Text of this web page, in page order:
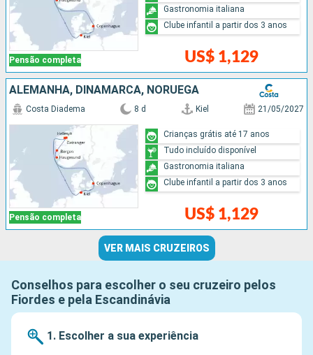
Pensão completa US$ 1,129
Gastronomia italiana
Clube infantil a partir dos 3 anos
ALEMANHA, DINAMARCA, NORUEGA
Pensão completa
Costa Diadema 8 d Kiel 21/05/2027
US$ 1,129
Crianças grátis até 17 anos
Tudo incluído disponível
Gastronomia italiana
Clube infantil a partir dos 3 anos
VER MAIS CRUZEIROS
Conselhos para escolher o seu cruzeiro pelos
Fiordes e pela Escandinávia
1. Escolher a sua experiência